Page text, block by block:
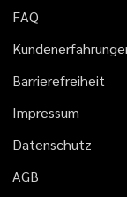
FAQ
Kundenerfahrunge
Barrierefreiheit
Impressum
Datenschutz
AGB